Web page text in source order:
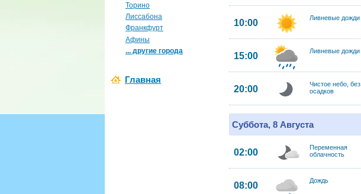
Торино
Лиссабона
Франкфурт
Афины
... другие города
Главная
10:00 Ливневые дожди
15:00 Ливневые дожди
20:00
Чистое небо, без
осадков
Суббота, 8 Августа
02:00
Переменная
облачность
08:00 Дождь